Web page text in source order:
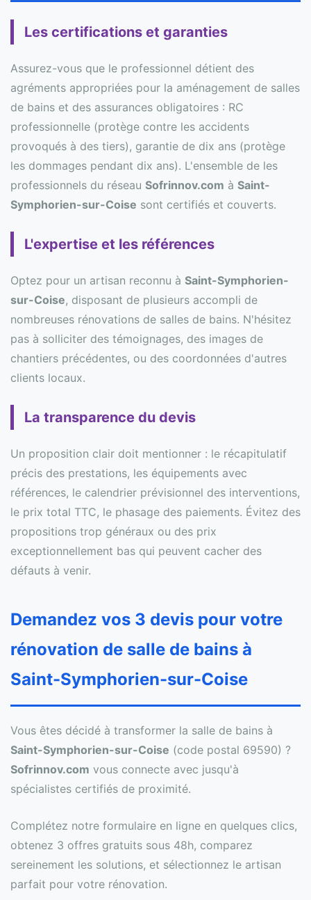
Les certifications et garanties
Assurez-vous que le professionnel détient des
agréments appropriées pour la aménagement de salles
de bains et des assurances obligatoires : RC
professionnelle (protège contre les accidents
provoqués à des tiers), garantie de dix ans (protège
les dommages pendant dix ans). L'ensemble de les
professionnels du réseau Sofrinnov.com à Saint-
Symphorien-sur-Coise sont certifiés et couverts.
L'expertise et les références
Optez pour un artisan reconnu à Saint-Symphorien-
sur-Coise, disposant de plusieurs accompli de
nombreuses rénovations de salles de bains. N'hésitez
pas à solliciter des témoignages, des images de
chantiers précédentes, ou des coordonnées d'autres
clients locaux.
La transparence du devis
Un proposition clair doit mentionner : le récapitulatif
précis des prestations, les équipements avec
références, le calendrier prévisionnel des interventions,
le prix total TTC, le phasage des paiements. Évitez des
propositions trop généraux ou des prix
exceptionnellement bas qui peuvent cacher des
défauts à venir.
Demandez vos 3 devis pour votre
rénovation de salle de bains à
Saint-Symphorien-sur-Coise
Vous êtes décidé à transformer la salle de bains à
Saint-Symphorien-sur-Coise (code postal 69590) ?
Sofrinnov.com vous connecte avec jusqu'à
spécialistes certifiés de proximité.
Complétez notre formulaire en ligne en quelques clics,
obtenez 3 offres gratuits sous 48h, comparez
sereinement les solutions, et sélectionnez le artisan
parfait pour votre rénovation.